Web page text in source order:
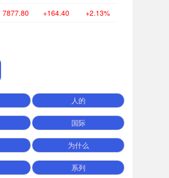
7877.80 +164.40 +2.13%
人的
国际
为什么
系列